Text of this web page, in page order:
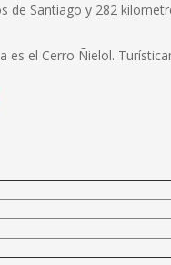
de Santiago y 282
el Cerro Ñielol.